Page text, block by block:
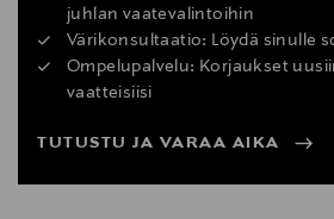
juhlan vaatevalintoihin
Värikonsultaatio: Löydä sinulle
Ompelupalvelu: Korjaukset
vaatteisiisi
TUTUSTU JA VARAA AIKA